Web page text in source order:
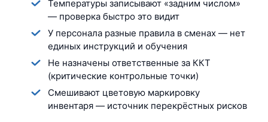
Температуры записывают «задним числом»
— проверка быстро это видит
У персонала разные правила в сменах — нет
единых инструкций и обучения
Не назначены ответственные за ККТ
(критические контрольные точки)
Смешивают цветовую маркировку
инвентаря — источник перекрёстных рисков